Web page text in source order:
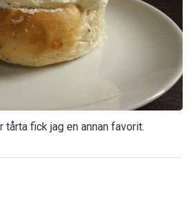
tårta fick jag en annan favorit.